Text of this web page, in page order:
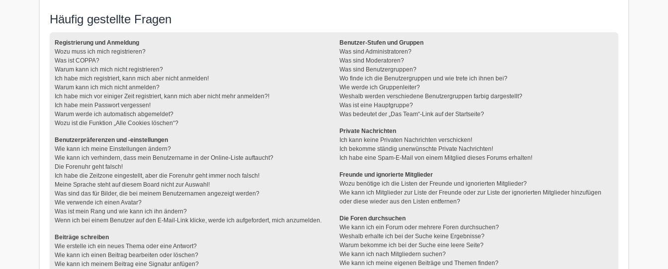
Häufig gestellte Fragen
Registrierung und Anmeldung
Wozu muss ich mich registrieren?
Was ist COPPA?
Warum kann ich mich nicht registrieren?
Ich habe mich registriert, kann mich aber nicht anmelden!
Warum kann ich mich nicht anmelden?
Ich habe mich vor einiger Zeit registriert, kann mich aber nicht mehr anmelden?!
Ich habe mein Passwort vergessen!
Warum werde ich automatisch abgemeldet?
Wozu ist die Funktion „Alle Cookies löschen“?
Benutzerpräferenzen und -einstellungen
Wie kann ich meine Einstellungen ändern?
Wie kann ich verhindern, dass mein Benutzername in der Online-Liste auftaucht?
Die Forenuhr geht falsch!
Ich habe die Zeitzone eingestellt, aber die Forenuhr geht immer noch falsch!
Meine Sprache steht auf diesem Board nicht zur Auswahl!
Was sind das für Bilder, die bei meinem Benutzernamen angezeigt werden?
Wie verwende ich einen Avatar?
Was ist mein Rang und wie kann ich ihn ändern?
Wenn ich bei einem Benutzer auf den E-Mail-Link klicke, werde ich aufgefordert, mich anzumelden.
Beiträge schreiben
Wie erstelle ich ein neues Thema oder eine Antwort?
Wie kann ich einen Beitrag bearbeiten oder löschen?
Wie kann ich meinem Beitrag eine Signatur anfügen?
Benutzer-Stufen und Gruppen
Was sind Administratoren?
Was sind Moderatoren?
Was sind Benutzergruppen?
Wo finde ich die Benutzergruppen und wie trete ich ihnen bei?
Wie werde ich Gruppenleiter?
Weshalb werden verschiedene Benutzergruppen farbig dargestellt?
Was ist eine Hauptgruppe?
Was bedeutet der „Das Team“-Link auf der Startseite?
Private Nachrichten
Ich kann keine Privaten Nachrichten verschicken!
Ich bekomme ständig unerwünschte Private Nachrichten!
Ich habe eine Spam-E-Mail von einem Mitglied dieses Forums erhalten!
Freunde und ignorierte Mitglieder
Wozu benötige ich die Listen der Freunde und ignorierten Mitglieder?
Wie kann ich Mitglieder zur Liste der Freunde oder zur Liste der ignorierten Mitglieder hinzufügen
oder diese wieder aus den Listen entfernen?
Die Foren durchsuchen
Wie kann ich ein Forum oder mehrere Foren durchsuchen?
Weshalb erhalte ich bei der Suche keine Ergebnisse?
Warum bekomme ich bei der Suche eine leere Seite?
Wie kann ich nach Mitgliedern suchen?
Wie kann ich meine eigenen Beiträge und Themen finden?